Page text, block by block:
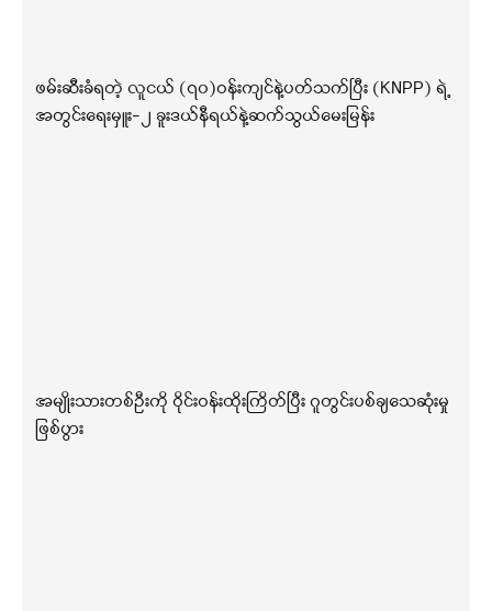
ဖမ်းဆီးခံရတဲ့ လူငယ် (၇၀)ဝန်းကျင်နဲ့ပတ်သက်ပြီး (KNPP) ရဲ့
အတွင်းရေးမှူး-၂ ခူးဒယ်နီရယ်နဲ့ဆက်သွယ်မေးမြန်း
အမျိုးသားတစ်ဦးကို ဝိုင်းဝန်းထိုးကြိတ်ပြီး ဂူတွင်းပစ်ချသေဆုံးမှု
ဖြစ်ပွား